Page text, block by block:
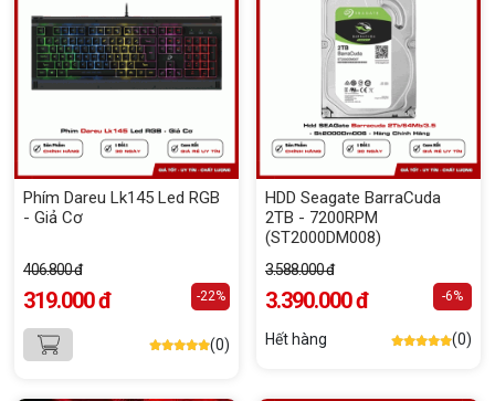
Phím Dareu Lk145 Led RGB
- Giả Cơ
406.800 đ
319.000 đ -22%
(0)
HDD Seagate BarraCuda
2TB - 7200RPM
(ST2000DM008)
3.588.000 đ
3.390.000 đ -6%
Hết hàng (0)